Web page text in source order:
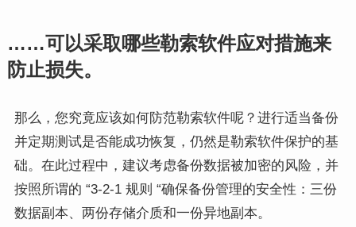
……可以采取哪些勒索软件应对措施来
防止损失。
那么，您究竟应该如何防范勒索软件呢？进行适当备份
并定期测试是否能成功恢复，仍然是勒索软件保护的基
础。在此过程中，建议考虑备份数据被加密的风险，并
按照所谓的 “3-2-1 规则 “确保备份管理的安全性：三份
数据副本、两份存储介质和一份异地副本。